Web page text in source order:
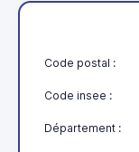
Code postal :
Code insee :
Département :